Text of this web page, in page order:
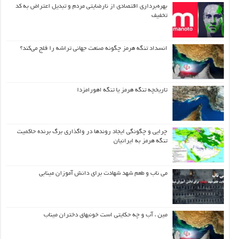
بهره‌برداری اقتصادی از نارضایتی مردم و تبدیل اعتراض به کد
تخفیف
انسداد تنگه هرمز چگونه صنعت جهانی تراشه را فلج می‌کند؟
تاریخچه تنگه هرمز یا تنگه اهورامزدا
چرایی و چگونگی ایجاد روندها در واگذاری برگ برنده حاکمیت
تنگه هرمز به ایرانیان
می ناب و طعم شهد شهادت برای دانش آموزان مینابی
مین ، آب و چه حکایتی است خونبهای دختران میناب